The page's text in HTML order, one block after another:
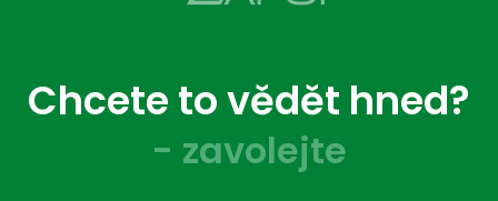
Chcete to vědět hned?
- zavolejte